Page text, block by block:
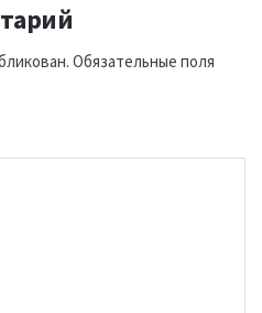
Обязательные поля